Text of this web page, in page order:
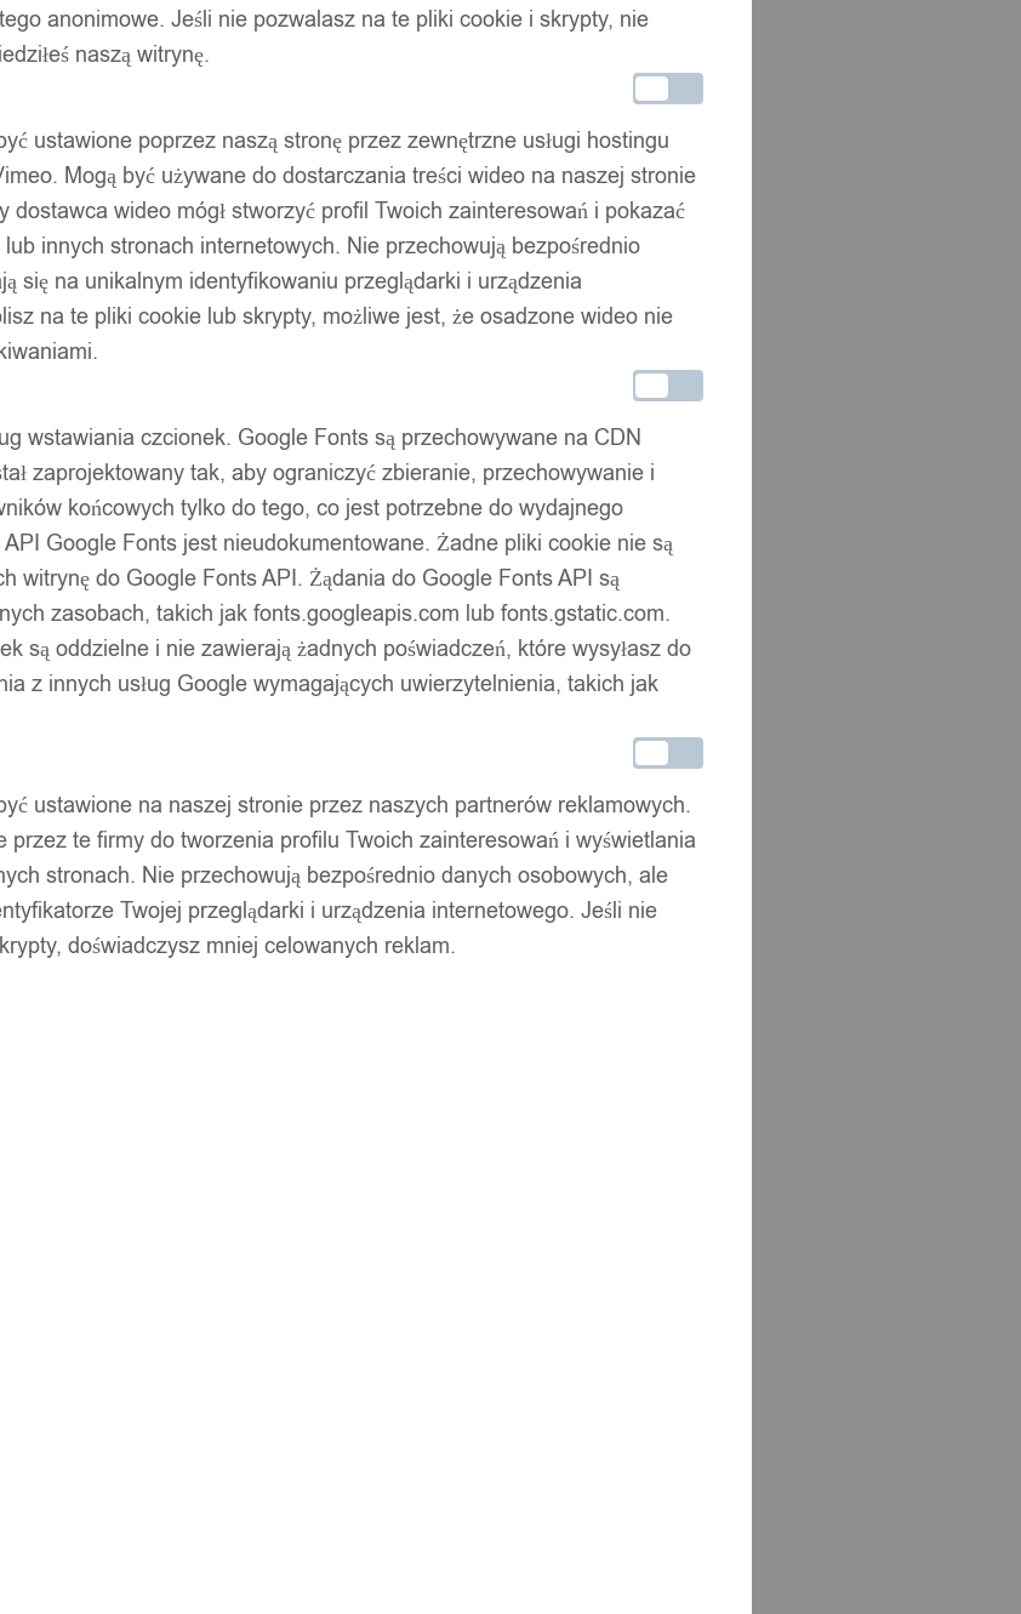
anonimowe. Jeśli nie pozwalasz na te pliki cookie i skrypty, nie
naszą witrynę.
ustawione poprzez naszą stronę przez zewnętrzne usługi hostingu
Mogą być używane do dostarczania treści wideo na naszej stronie
dostawca wideo mógł stworzyć profil Twoich zainteresowań i pokazać
innych stronach internetowych. Nie przechowują bezpośrednio
się na unikalnym identyfikowaniu przeglądarki i urządzenia
na te pliki cookie lub skrypty, możliwe jest, że osadzone wideo nie
wstawiania czcionek. Google Fonts są przechowywane na CDN
zaprojektowany tak, aby ograniczyć zbieranie, przechowywanie i
końcowych tylko do tego, co jest potrzebne do wydajnego
Google Fonts jest nieudokumentowane. Żadne pliki cookie nie są
witrynę do Google Fonts API. Żądania do Google Fonts API są
zasobach, takich jak fonts.googleapis.com lub fonts.gstatic.com.
są oddzielne i nie zawierają żadnych poświadczeń, które wysyłasz do
z innych usług Google wymagających uwierzytelnienia, takich jak
ustawione na naszej stronie przez naszych partnerów reklamowych.
przez te firmy do tworzenia profilu Twoich zainteresowań i wyświetlania
stronach. Nie przechowują bezpośrednio danych osobowych, ale
Twojej przeglądarki i urządzenia internetowego. Jeśli nie
doświadczysz mniej celowanych reklam.